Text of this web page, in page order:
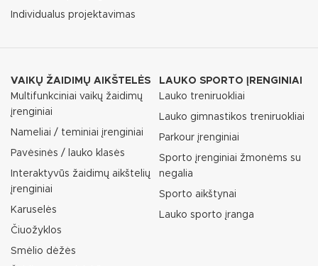
Individualus projektavimas
VAIKŲ ŽAIDIMŲ AIKŠTELĖS
Multifunkciniai vaikų žaidimų
įrenginiai
Nameliai / teminiai įrenginiai
Pavėsinės / lauko klasės
Interaktyvūs žaidimų aikštelių
įrenginiai
Karuselės
Čiuožyklos
Smėlio dėžės
LAUKO SPORTO ĮRENGINIAI
Lauko treniruokliai
Lauko gimnastikos treniruokliai
Parkour įrenginiai
Sporto įrenginiai žmonėms su
negalia
Sporto aikštynai
Lauko sporto įranga